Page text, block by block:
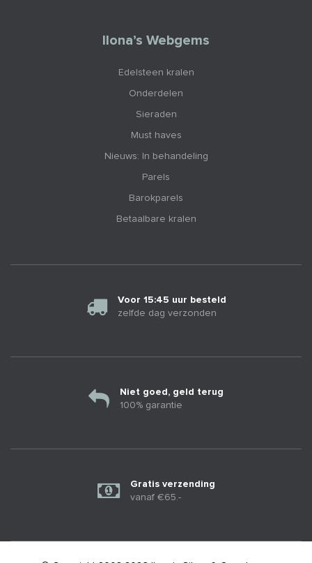
Ilona’s Webgems
Edelsteen kralen
Onderdelen
Sieraden
Must haves
Nieuws: In behandeling
Parels
Barokparels
Betaalbare kralen
Voor 15:45 uur besteld
zelfde dag verzonden
Niet goed, geld terug
100% garantie
Gratis verzending
vanaf €65.-